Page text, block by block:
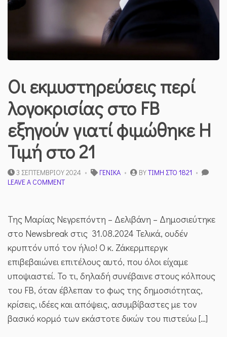
Οι εκμυστηρεύσεις περί
λογοκρισίας στο FB
εξηγούν γιατί φιμώθηκε Η
Τιμή στο 21
3 ΣΕΠΤΕΜΒΡΊΟΥ 2024 ΓΕΝΙΚΆ BYΤΙΜΉ ΣΤΟ 1821
LEAVE A COMMENTON
ΛΟΓΟΚΡΙΣΊΑΣ
ΣΤΟ
FB
ΕΞΗΓΟΎΝ
ΓΙΑΤΊ
ΦΙΜΏΘΗΚΕ
Η
ΤΙΜΉ
ΣΤΟ
21
Της Μαρίας Νεγρεπόντη – Δελιβάνη – Δημοσιεύτηκε
στο Newsbreak στις 31.08.2024 Τελικά, ουδέν
κρυπτόν υπό τον ήλιο! Ο κ. Ζάκερμπεργκ
επιβεβαιώνει επιτέλους αυτό, που όλοι είχαμε
υποψιαστεί. Το τι, δηλαδή συνέβαινε στους κόλπους
του FB, όταν έβλεπαν το φως της δημοσιότητας,
κρίσεις, ιδέες και απόψεις, ασυμβίβαστες με τον
βασικό κορμό των εκάστοτε δικών του πιστεύω […]